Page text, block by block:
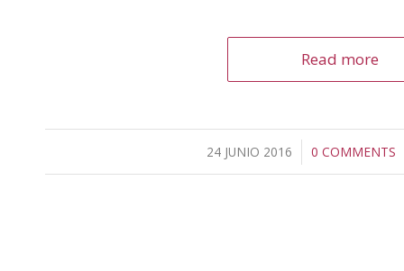
Read more
24 JUNIO 2016
/ 0 COMMENTS
/